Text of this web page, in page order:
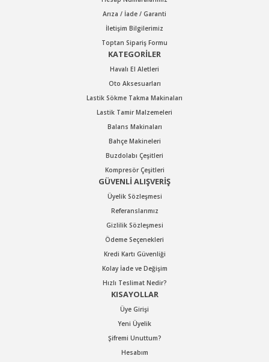
Gönder
Arıza / İade / Garanti
İletişim Bilgilerimiz
Toptan Sipariş Formu
KATEGORİLER
Havalı El Aletleri
Oto Aksesuarları
Lastik Sökme Takma Makinaları
Lastik Tamir Malzemeleri
Balans Makinaları
Bahçe Makineleri
Buzdolabı Çeşitleri
Kompresör Çeşitleri
GÜVENLİ ALIŞVERİŞ
Üyelik Sözleşmesi
Referanslarımız
Gizlilik Sözleşmesi
Ödeme Seçenekleri
Kredi Kartı Güvenliği
Kolay İade ve Değişim
Hızlı Teslimat Nedir?
KISAYOLLAR
Üye Girişi
Yeni Üyelik
Şifremi Unuttum?
Hesabım